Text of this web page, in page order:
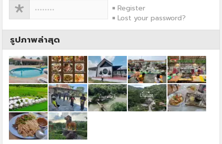
Register
Lost your password?
รูปภาพล่าสุด